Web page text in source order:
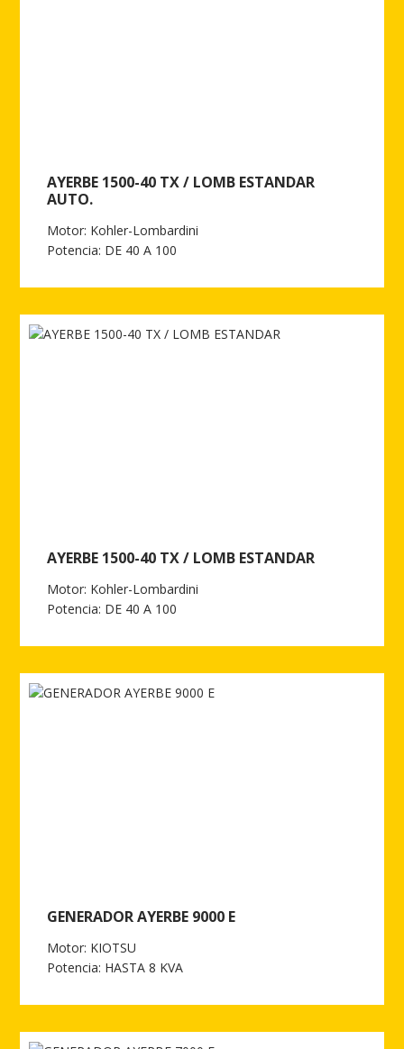
AYERBE 1500-40 TX / LOMB ESTANDAR
AUTO.
Motor: Kohler-Lombardini
Potencia: DE 40 A 100
AYERBE 1500-40 TX / LOMB ESTANDAR
Motor: Kohler-Lombardini
Potencia: DE 40 A 100
GENERADOR AYERBE 9000 E
Motor: KIOTSU
Potencia: HASTA 8 KVA